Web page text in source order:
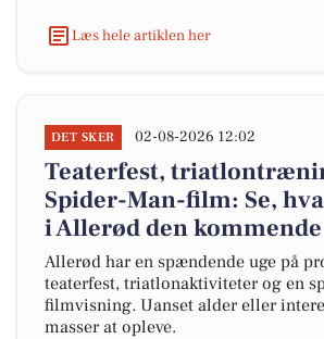
Læs hele artiklen her
DET SKER 02-08-2026 12:02
Teaterfest,
Spider-Man-film: Se,
i Allerød den
Allerød har en spændende uge på
teaterfest, triatlonaktiviteter og en
filmvisning. Uanset alder eller
masser at opleve.